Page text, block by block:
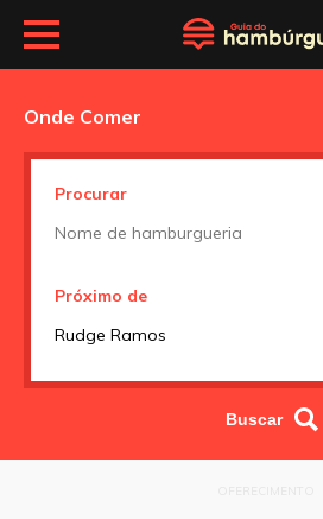
Onde Comer
Procurar
Próximo de